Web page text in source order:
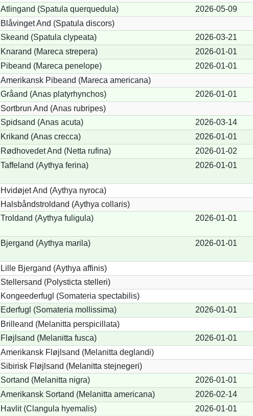
Atlingand (Spatula querquedula) 2026-05-09
Blåvinget And (Spatula discors)
Skeand (Spatula clypeata) 2026-03-21
Knarand (Mareca strepera) 2026-01-01
Pibeand (Mareca penelope) 2026-01-01
Amerikansk Pibeand (Mareca americana)
Gråand (Anas platyrhynchos) 2026-01-01
Sortbrun And (Anas rubripes)
Spidsand (Anas acuta) 2026-03-14
Krikand (Anas crecca) 2026-01-01
Rødhovedet And (Netta rufina) 2026-01-02
Taffeland (Aythya ferina) 2026-01-01
Hvidøjet And (Aythya nyroca)
Halsbåndstroldand (Aythya collaris)
Troldand (Aythya fuligula) 2026-01-01
Bjergand (Aythya marila) 2026-01-01
Lille Bjergand (Aythya affinis)
Stellersand (Polysticta stelleri)
Kongeederfugl (Somateria spectabilis)
Ederfugl (Somateria mollissima) 2026-01-01
Brilleand (Melanitta perspicillata)
Fløjlsand (Melanitta fusca) 2026-01-01
Amerikansk Fløjlsand (Melanitta deglandi)
Sibirisk Fløjlsand (Melanitta stejnegeri)
Sortand (Melanitta nigra) 2026-01-01
Amerikansk Sortand (Melanitta americana) 2026-02-14
Havlit (Clangula hyemalis) 2026-01-01